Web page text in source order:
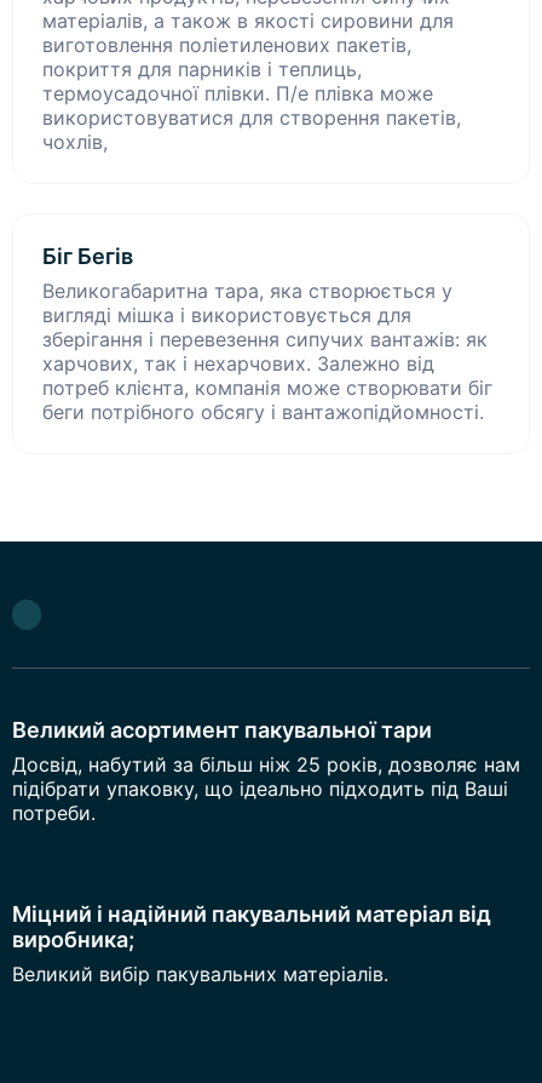
матеріалів, а також в якості сировини для
виготовлення поліетиленових пакетів,
покриття для парників і теплиць,
термоусадочної плівки. П/е плівка може
використовуватися для створення пакетів,
чохлів,
Біг Бегів
Великогабаритна тара, яка створюється у
вигляді мішка і використовується для
зберігання і перевезення сипучих вантажів: як
харчових, так і нехарчових. Залежно від
потреб клієнта, компанія може створювати біг
беги потрібного обсягу і вантажопідйомності.
Великий асортимент пакувальної тари
Досвід, набутий за більш ніж 25 років, дозволяє нам
підібрати упаковку, що ідеально підходить під Ваші
потреби.
Міцний і надійний пакувальний матеріал від
виробника;
Великий вибір пакувальних матеріалів.